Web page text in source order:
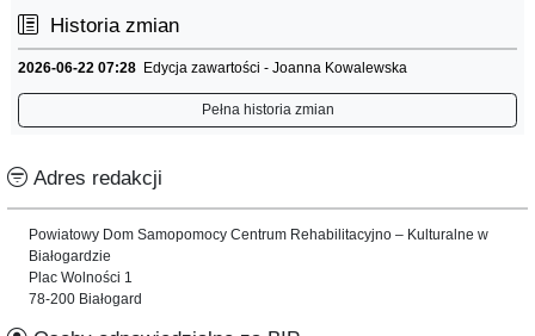
Historia zmian
2026-06-22 07:28 Edycja zawartości - Joanna Kowalewska
Pełna historia zmian
Adres redakcji
Powiatowy Dom Samopomocy Centrum Rehabilitacyjno – Kulturalne w
Białogardzie
Plac Wolności 1
78-200 Białogard